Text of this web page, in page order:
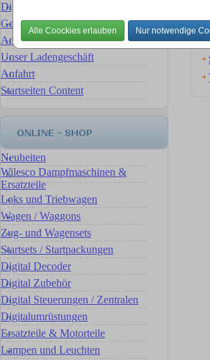
Digital- Umbauten & Umrüstungen
Gebrauchte Artikel
Ankauf, wir verkaufen für Sie
Unser Ladengeschäft
Anfahrt
Startseiten Content
Neuheiten
Wilesco Dampfmaschinen &
Ersatzteile
Loks und Triebwagen
Wagen / Waggons
Zug- und Wagensets
Startsets / Startpackungen
Digital Decoder
Digital Zubehör
Digital Steuerungen / Zentralen
Digitalumrüstungen
Ersatzteile & Motorteile
Lampen und Leuchten